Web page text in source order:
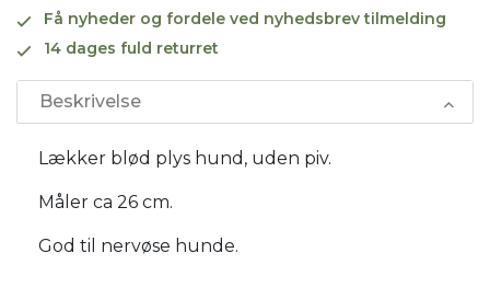
Få nyheder og fordele ved nyhedsbrev tilmelding
14 dages fuld returret
Beskrivelse
Lækker blød plys hund, uden piv.
Måler ca 26 cm.
God til nervøse hunde.